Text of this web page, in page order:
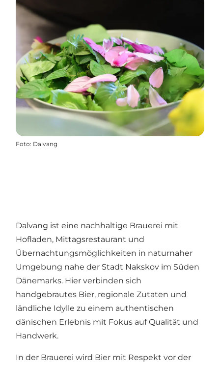
Foto: Dalvang
Dalvang ist eine nachhaltige Brauerei mit
Hofladen, Mittagsrestaurant und
Übernachtungsmöglichkeiten in naturnaher
Umgebung nahe der Stadt Nakskov im Süden
Dänemarks. Hier verbinden sich
handgebrautes Bier, regionale Zutaten und
ländliche Idylle zu einem authentischen
dänischen Erlebnis mit Fokus auf Qualität und
Handwerk.
In der Brauerei wird Bier mit Respekt vor der